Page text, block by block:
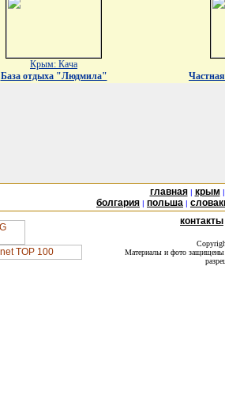
Крым: Кача
База отдыха "Людмила"
главная| крым
болгария | польша |
контакты
Материалы и фото защищены